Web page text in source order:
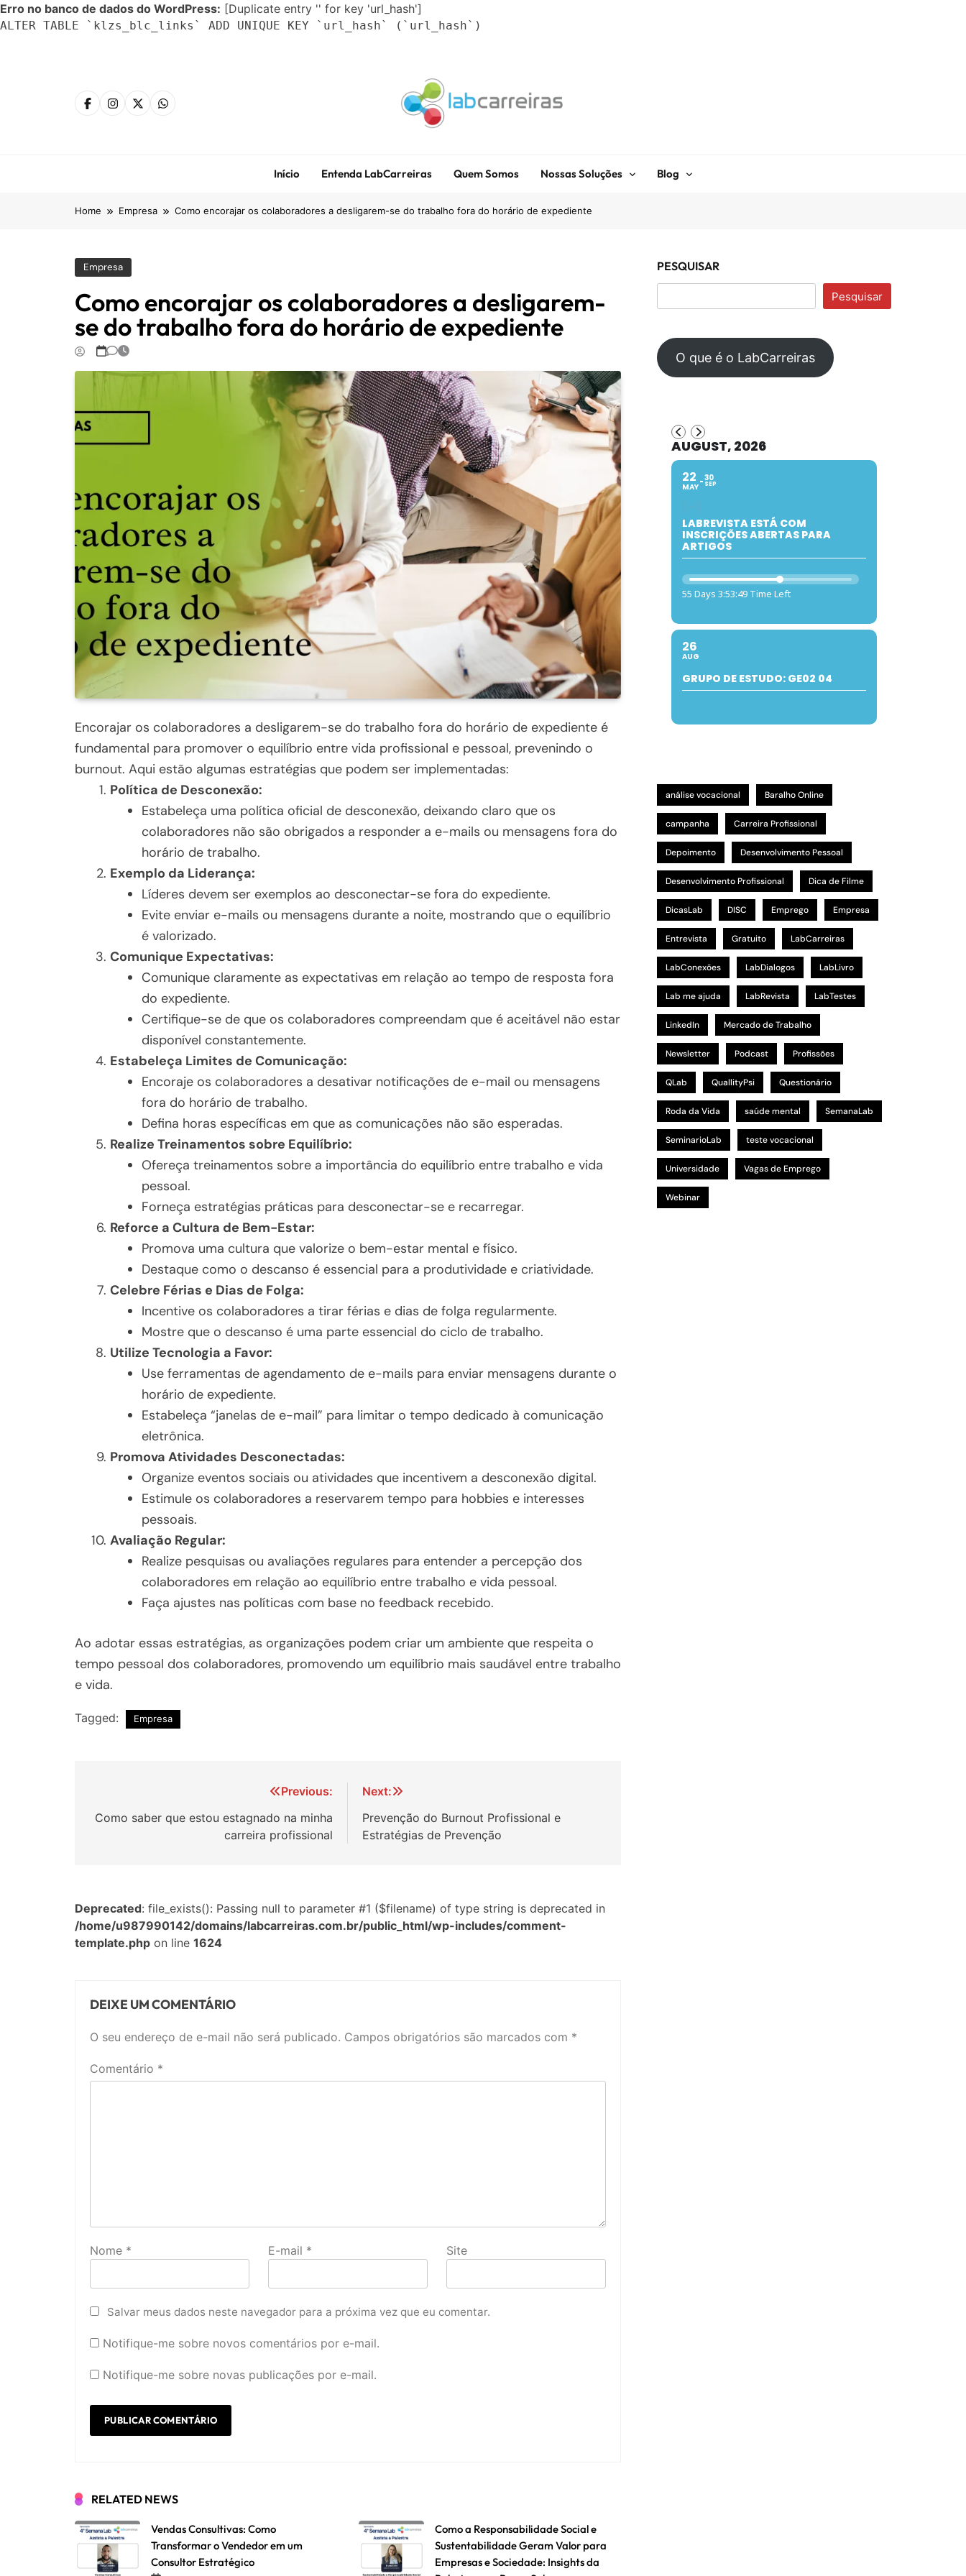
Erro no banco de dados do WordPress: [Duplicate entry '' for key 'url_hash']
ALTER TABLE `klzs_blc_links` ADD UNIQUE KEY `url_hash` (`url_hash`)
Início Entenda LabCarreiras Quem Somos Nossas Soluções Blog
Home Empresa Como encorajar os colaboradores a desligarem-se do trabalho fora do horário de expediente
Empresa
Como encorajar os colaboradores a desligarem-
se do trabalho fora do horário de expediente
Encorajar os colaboradores a desligarem-se do trabalho fora do horário de expediente é
fundamental para promover o equilíbrio entre vida profissional e pessoal, prevenindo o
burnout. Aqui estão algumas estratégias que podem ser implementadas:
Política de Desconexão:
Estabeleça uma política oficial de desconexão, deixando claro que os
colaboradores não são obrigados a responder a e-mails ou mensagens fora do
horário de trabalho.
Exemplo da Liderança:
Líderes devem ser exemplos ao desconectar-se fora do expediente.
Evite enviar e-mails ou mensagens durante a noite, mostrando que o equilíbrio
é valorizado.
Comunique Expectativas:
Comunique claramente as expectativas em relação ao tempo de resposta fora
do expediente.
Certifique-se de que os colaboradores compreendam que é aceitável não estar
disponível constantemente.
Estabeleça Limites de Comunicação:
Encoraje os colaboradores a desativar notificações de e-mail ou mensagens
fora do horário de trabalho.
Defina horas específicas em que as comunicações não são esperadas.
Realize Treinamentos sobre Equilíbrio:
Ofereça treinamentos sobre a importância do equilíbrio entre trabalho e vida
pessoal.
Forneça estratégias práticas para desconectar-se e recarregar.
Reforce a Cultura de Bem-Estar:
Promova uma cultura que valorize o bem-estar mental e físico.
Destaque como o descanso é essencial para a produtividade e criatividade.
Celebre Férias e Dias de Folga:
Incentive os colaboradores a tirar férias e dias de folga regularmente.
Mostre que o descanso é uma parte essencial do ciclo de trabalho.
Utilize Tecnologia a Favor:
Use ferramentas de agendamento de e-mails para enviar mensagens durante o
horário de expediente.
Estabeleça “janelas de e-mail” para limitar o tempo dedicado à comunicação
eletrônica.
Promova Atividades Desconectadas:
Organize eventos sociais ou atividades que incentivem a desconexão digital.
Estimule os colaboradores a reservarem tempo para hobbies e interesses
pessoais.
Avaliação Regular:
Realize pesquisas ou avaliações regulares para entender a percepção dos
colaboradores em relação ao equilíbrio entre trabalho e vida pessoal.
Faça ajustes nas políticas com base no feedback recebido.
Ao adotar essas estratégias, as organizações podem criar um ambiente que respeita o
tempo pessoal dos colaboradores, promovendo um equilíbrio mais saudável entre trabalho
e vida.
Tagged: Empresa
de
Previous:
Como saber que estou estagnado na minha
carreira profissional
Next:
Prevenção do Burnout Profissional e
Estratégias de Prevenção
Deprecated: file_exists(): Passing null to parameter #1 ($filename) of type string is deprecated in
/home/u987990142/domains/labcarreiras.com.br/public_html/wp-includes/comment-
template.php on line 1624
DEIXE UM COMENTÁRIO
O seu endereço de e-mail não será publicado. Campos obrigatórios são marcados com *
Comentário *
Nome * E-mail * Site
Salvar meus dados neste navegador para a próxima vez que eu comentar.
Notifique-me sobre novos comentários por e-mail.
Notifique-me sobre novas publicações por e-mail.
RELATED NEWS
Vendas Consultivas: Como
Transformar o Vendedor em um
Consultor Estratégico
Como a Responsabilidade Social e
Sustentabilidade Geram Valor para
Empresas e Sociedade: Insights da
PESQUISAR
Pesquisar
O que é o LabCarreiras
AUGUST, 2026
22
MAY
30
SEP
LABREVISTA ESTÁ COM
INSCRIÇÕES ABERTAS PARA
ARTIGOS
55 Days 3:53:48 Time Left
26
AUG
GRUPO DE ESTUDO: GE02 04
análise vocacional Baralho Online
campanha Carreira Profissional
Depoimento Desenvolvimento Pessoal
Desenvolvimento Profissional Dica de Filme
DicasLab DISC Emprego Empresa
Entrevista Gratuito LabCarreiras
LabConexões LabDialogos LabLivro
Lab me ajuda LabRevista LabTestes
LinkedIn Mercado de Trabalho
Newsletter Podcast Profissões
QLab QuallityPsi Questionário
Roda da Vida saúde mental SemanaLab
SeminarioLab teste vocacional
Universidade Vagas de Emprego
Webinar